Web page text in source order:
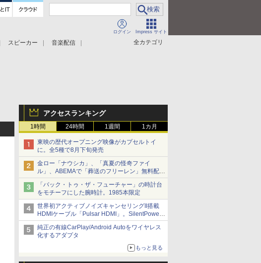
ログイン Impress サイト
全カテゴリ
スピーカー
音楽配信
アクセスランキング
1時間 24時間 1週間 1カ月
東映の歴代オープニング映像がカプセルトイ
に。全5種で8月下旬発売
金ロー「ナウシカ」、「真夏の怪奇ファイ
ル」、ABEMAで「葬送のフリーレン」無料配信
など。夏の特番・配信情報
「バック・トゥ・ザ・フューチャー」の時計台
をモチーフにした腕時計。1985本限定
世界初アクティブノイズキャンセリングII搭載
HDMIケーブル「Pulsar HDMI」。SilentPower
から
純正の有線CarPlay/Android Autoをワイヤレス
化するアダプタ
もっと見る